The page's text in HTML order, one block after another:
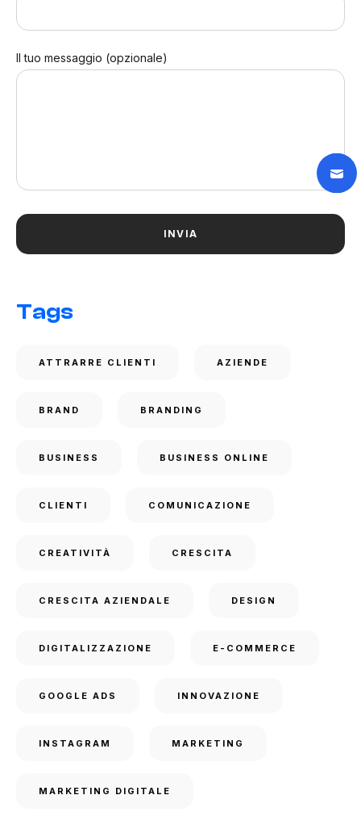
Il tuo messaggio (opzionale)
Tags
ATTRARRE CLIENTI AZIENDE
BRAND BRANDING
BUSINESS BUSINESS ONLINE
CLIENTI COMUNICAZIONE
CREATIVITÀ CRESCITA
CRESCITA AZIENDALE DESIGN
DIGITALIZZAZIONE E-COMMERCE
GOOGLE ADS INNOVAZIONE
INSTAGRAM MARKETING
MARKETING DIGITALE